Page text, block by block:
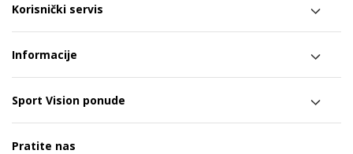
Korisnički servis
Informacije
Sport Vision ponude
Pratite nas